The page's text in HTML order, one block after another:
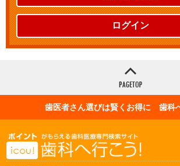
ログイン
歯医者さん選びは賢くお得に 歯科